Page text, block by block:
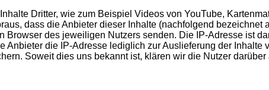
Dritter, wie zum Beispiel Videos von YouTube,
dass die Anbieter dieser Inhalte (nachfolgend bezeichnet
Browser des jeweiligen Nutzers senden. Die IP-Adresse ist
Anbieter die IP-Adresse lediglich zur Auslieferung der
Soweit dies uns bekannt ist, klären wir die Nutzer darüber